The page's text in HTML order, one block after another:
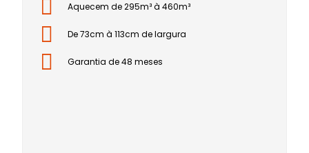
Aquecem de 295m³ à 460m³
De 73cm à 113cm de largura
Garantia de 48 meses